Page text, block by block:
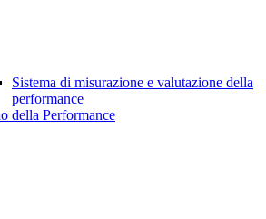
Sistema di misurazione e valutazione della
performance
della Performance